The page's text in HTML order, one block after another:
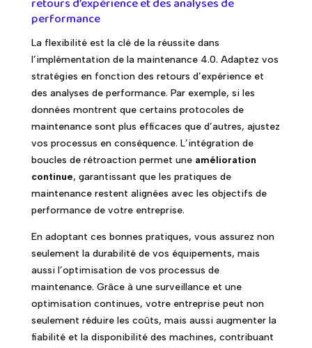
performance
La flexibilité est la clé de la réussite dans
l’implémentation de la maintenance 4.0. Adaptez vos
stratégies en fonction des retours d’expérience et
des analyses de performance. Par exemple, si les
données montrent que certains protocoles de
maintenance sont plus efficaces que d’autres, ajustez
vos processus en conséquence. L’intégration de
boucles de rétroaction permet une amélioration
continue, garantissant que les pratiques de
maintenance restent alignées avec les objectifs de
performance de votre entreprise.
En adoptant ces bonnes pratiques, vous assurez non
seulement la durabilité de vos équipements, mais
aussi l’optimisation de vos processus de
maintenance. Grâce à une surveillance et une
optimisation continues, votre entreprise peut non
seulement réduire les coûts, mais aussi augmenter la
fiabilité et la disponibilité des machines, contribuant